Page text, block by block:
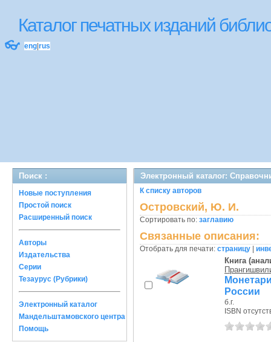
Каталог печатных изданий
👓 eng rus
Поиск :
Новые поступления
Простой поиск
Расширенный поиск
Авторы
Издательства
Серии
Тезаурус (Рубрики)
Электронный каталог
Мандельштамовского центра
Помощь
Электронный каталог:
К списку авторов
Островский, Ю. И.
Сортировать по: заглавию
Связанные описания:
Отобрать для печати: страницу
Книга
России
б.г.
ISBN